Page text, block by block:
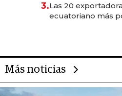
3.Las 20
ecuatoriano más
Más noticias